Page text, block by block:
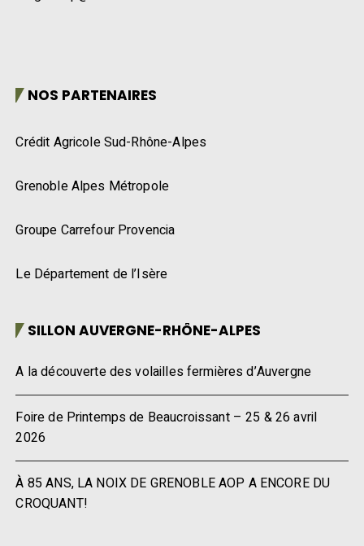
NOS PARTENAIRES
Crédit Agricole Sud-Rhône-Alpes
Grenoble Alpes Métropole
Groupe Carrefour Provencia
Le Département de l’Isère
SILLON AUVERGNE-RHÔNE-ALPES
A la découverte des volailles fermières d’Auvergne
Foire de Printemps de Beaucroissant – 25 & 26 avril
2026
À 85 ANS, LA NOIX DE GRENOBLE AOP A ENCORE DU
CROQUANT!